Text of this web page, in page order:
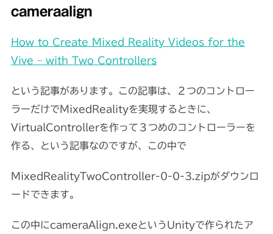
cameraalign
How to Create Mixed Reality Videos for the
Vive – with Two Controllers
という記事があります。この記事は、２つのコントロー
ラーだけでMixedRealityを実現するときに、
VirtualControllerを作って３つめのコントローラーを
作る、という記事なのですが、この中で
MixedRealityTwoController-0-0-3.zipがダウンロ
ードできます。
この中にcameraAlign.exeというUnityで作られたア